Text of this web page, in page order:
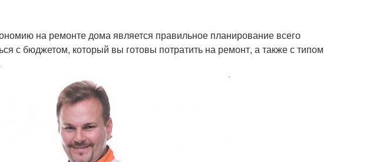
на ремонте дома является правильное планирование всего
с бюджетом, который вы готовы потратить на ремонт, а также с типом